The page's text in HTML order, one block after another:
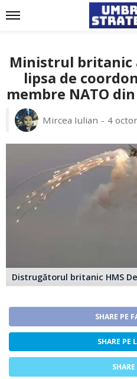
Ministrul britanic
lipsa de
membre NATO
Mircea Iulian 4
Distrugătorul britanic HMS
SHARE PE
SHARE PE